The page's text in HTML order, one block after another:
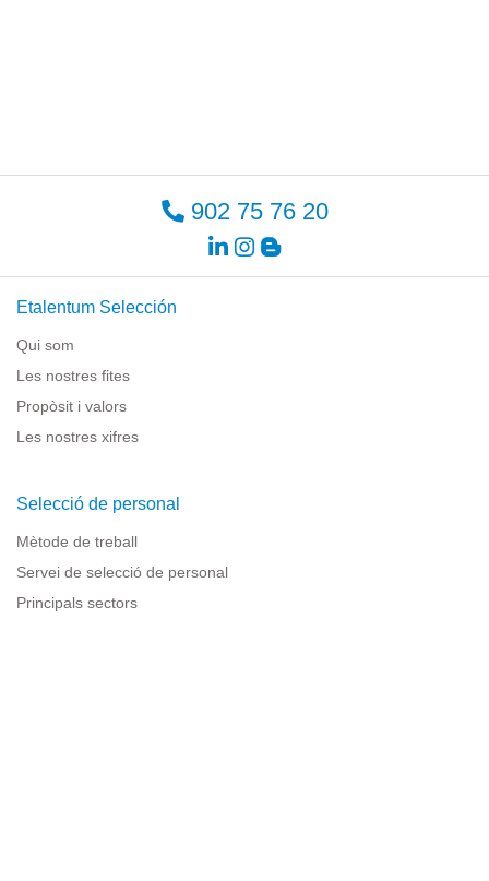
902 75 76 20
Etalentum Selección
Qui som
Les nostres fites
Propòsit i valors
Les nostres xifres
Selecció de personal
Mètode de treball
Servei de selecció de personal
Principals sectors